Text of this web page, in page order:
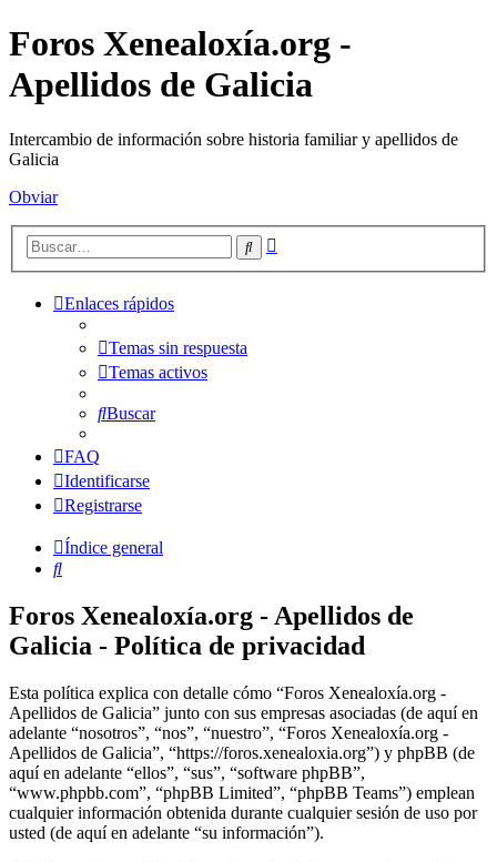
Foros Xenealoxía.org -
Apellidos de Galicia
Intercambio de información sobre historia familiar y apellidos de
Galicia
Obviar
Buscar
Enlaces rápidos
Temas sin respuesta
Temas activos
Buscar
FAQ
Identificarse
Registrarse
Índice general
Buscar
Foros Xenealoxía.org - Apellidos de
Galicia - Política de privacidad
Esta política explica con detalle cómo “Foros Xenealoxía.org -
Apellidos de Galicia” junto con sus empresas asociadas (de aquí en
adelante “nosotros”, “nos”, “nuestro”, “Foros Xenealoxía.org -
Apellidos de Galicia”, “https://foros.xenealoxia.org”) y phpBB (de
aquí en adelante “ellos”, “sus”, “software phpBB”,
“www.phpbb.com”, “phpBB Limited”, “phpBB Teams”) emplean
cualquier información obtenida durante cualquier sesión de uso por
usted (de aquí en adelante “su información”).